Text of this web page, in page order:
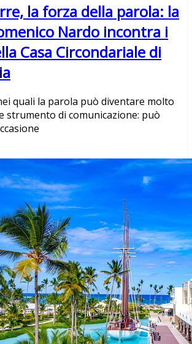
la forza della parola: la
Nardo incontra i
Casa Circondariale di
quali la parola può diventare molto
strumento di comunicazione: può